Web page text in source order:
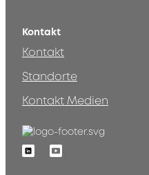
Kontakt
Kontakt
Standorte
Kontakt Medien
LinkedinYoutube